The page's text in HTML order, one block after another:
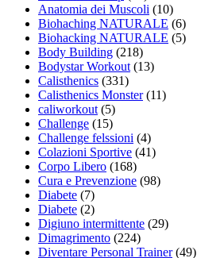
Anatomia dei Muscoli (10)
Biohaching NATURALE (6)
Biohacking NATURALE (5)
Body Building (218)
Bodystar Workout (13)
Calisthenics (331)
Calisthenics Monster(11)
caliworkout (5)
Challenge (15)
Challenge felssioni (4)
Colazioni Sportive (41)
Corpo Libero (168)
Cura e Prevenzione (98)
Diabete (7)
Diabete (2)
Digiuno intermittente (29)
Dimagrimento (224)
Diventare Personal Trainer(49)